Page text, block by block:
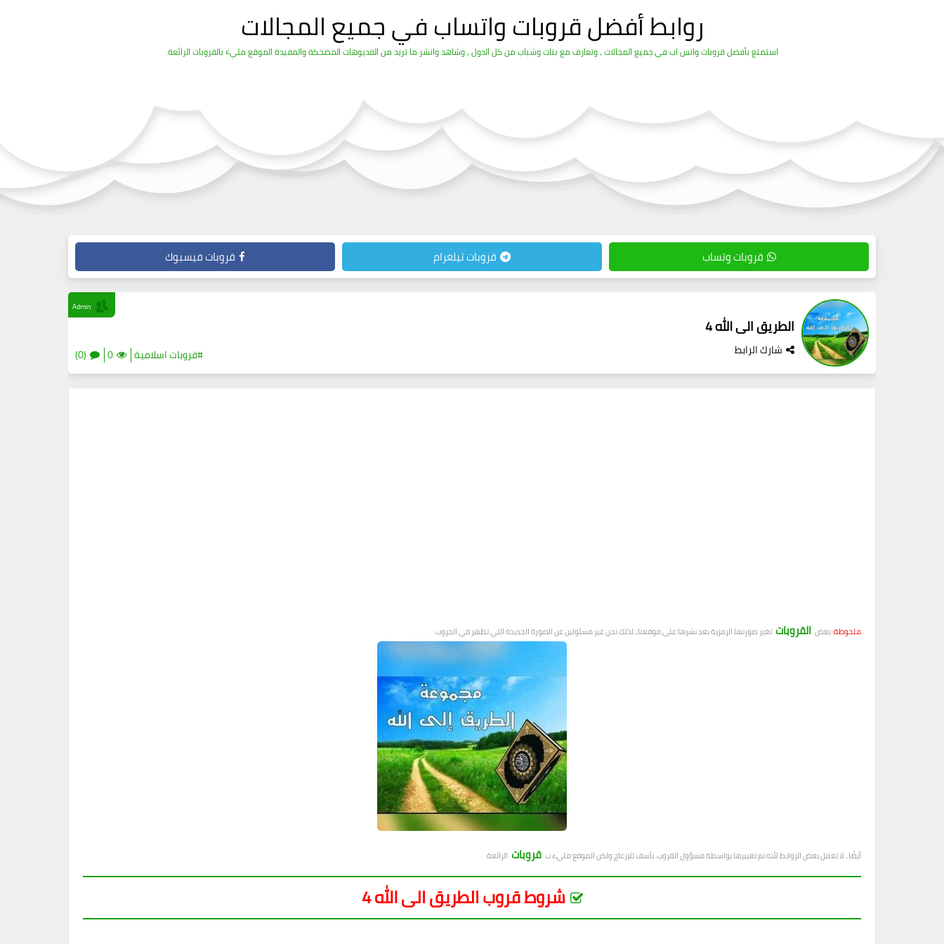
روابط أفضل قروبات واتساب في جميع المجالات
استمتع بأفضل قروبات واتس اب في جميع المجالات ، وتعارف مع بنات وشباب من كل الدول ، وشاهد وانشر ما تريد من الفديوهات المضحكة والمفيدة الموقع مليء بالقروبات الرائعة.
قروبات وتساب قروبات تيلغرام قروبات فيسبوك
الطريق الى الله 4
شارك الرابط #قروبات اسلامية 0
(0)
Admin
ملحوظة:بعض القروبات تغير صورتها الرمزية بعد نشرها على موقعنا ، لذلك نحن غير مسئولين عن الصورة الجديدة التي تظهر في الجروب.
أيضًا ، لا تعمل بعض الروابط لأنه تم تغييرها بواسطة مسؤول القروب. نأسف للإزعاج ولكن الموقع مليء ب قروبات الرائعة.
شروط قروب الطريق الى الله 4